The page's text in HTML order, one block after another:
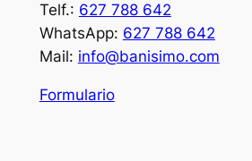
Telf.: 627 788 642
WhatsApp: 627 788 642
Mail: info@banisimo.com
Formulario